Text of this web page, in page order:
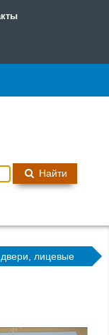
Найти
двери, лицевые